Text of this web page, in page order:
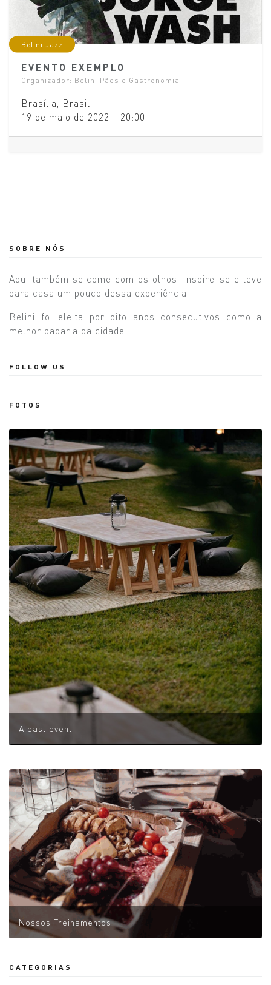
Belini Jazz
EVENTO EXEMPLO
Organizador: Belini Pães e Gastronomia
Brasília, Brasil
19 de maio de 2022 - 20:00
SOBRE NÓS
Aqui também se come com os olhos. Inspire-se e leve
para casa um pouco dessa experiência.
Belini foi eleita por oito anos consecutivos como a
melhor padaria da cidade..
FOLLOW US
FOTOS
A past event
Nossos Treinamentos
CATEGORIAS